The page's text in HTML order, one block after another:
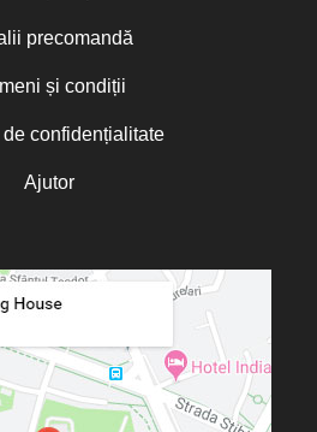
precomandă
și condiții
de confidențialitate
Ajutor